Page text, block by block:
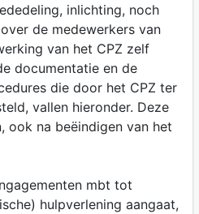
inlichting, noch
de medewerkers van
van het CPZ zelf
documentatie en de
die door het CPZ ter
vallen hieronder. Deze
na beëindigen van het
mbt tot
hulpverlening aangaat,